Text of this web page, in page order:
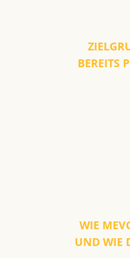
BEREITS
WIE
UND WIE